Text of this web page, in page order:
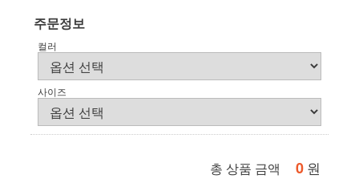
주문정보
컬러
사이즈
총 상품 금액 0 원